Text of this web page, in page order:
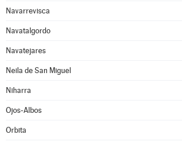
Navarrevisca
Navatalgordo
Navatejares
Neila de San Miguel
Niharra
Ojos-Albos
Orbita